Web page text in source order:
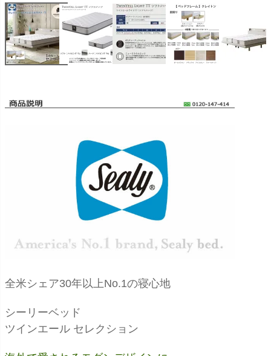
全米シェア30年以上No.1の寝心地
シーリーベッド
ツインエール セレクション